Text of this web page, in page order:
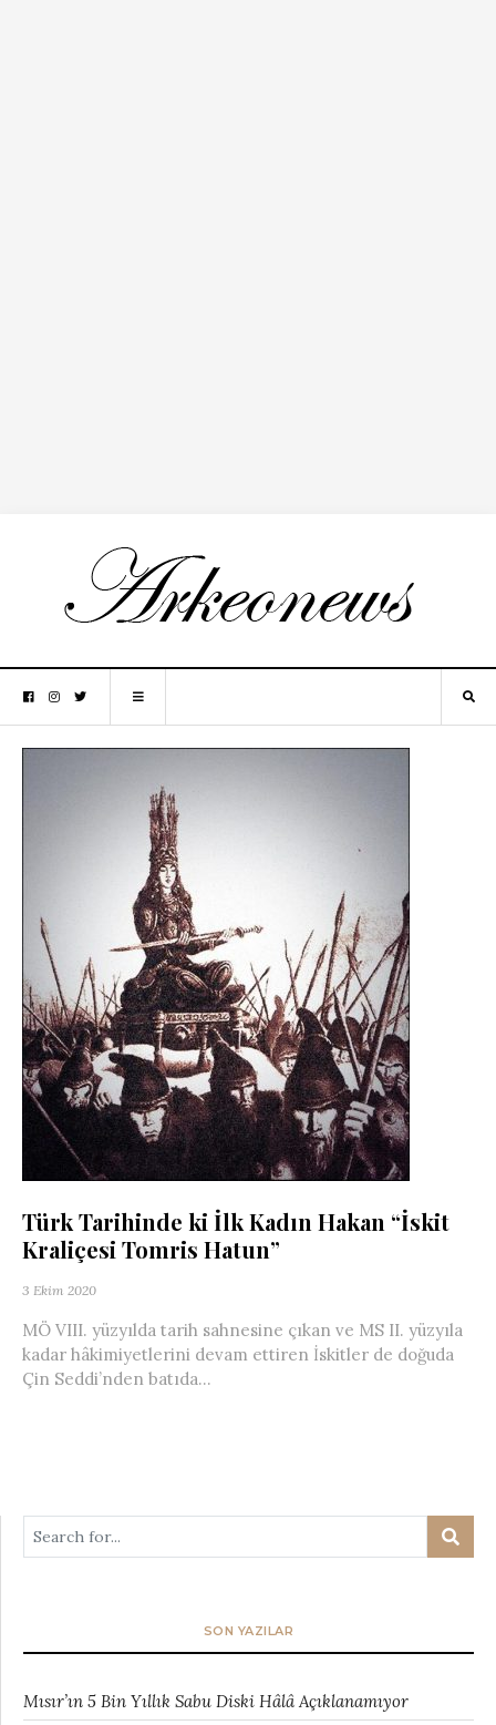
Türk Tarihinde ki İlk Kadın Hakan “İskit
Kraliçesi Tomris Hatun”
3 Ekim 2020
MÖ VIII. yüzyılda tarih sahnesine çıkan ve MS II. yüzyıla
kadar hâkimiyetlerini devam ettiren İskitler de doğuda
Çin Seddi’nden batıda...
SON YAZILAR
Mısır’ın 5 Bin Yıllık Sabu Diski Hâlâ Açıklanamıyor